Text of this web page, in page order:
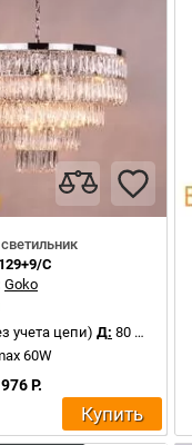
C
Goko
учета цепи) Д: 80 см
60W
Р.
Купить